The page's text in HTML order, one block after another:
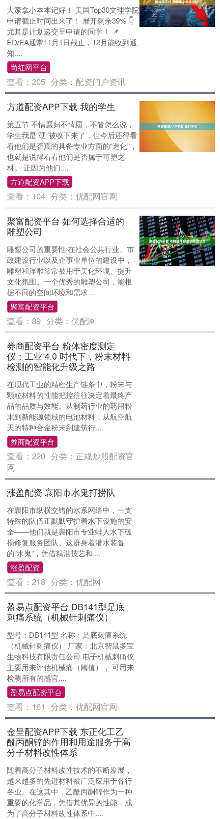
大家拿小本本记好！ 美国Top30文理学院
申请截止时间出来了！ 展开剩余39% 👇
尤其是计划递交早申请的同学！ 📌
ED/EA通常11月1日截止，12月能收到通
知....
尚红网平台
查看：205 分类： 配资门户资讯
方道配资APP下载 我的学生
第五节 不情愿归不情愿，不管怎么说，
学生我是”硬”被收下来了，但今后还得看
看他们是否真的具备专业方面的“造化”，
也就是说得看看他们是否属于可塑之
材。 正因为他们....
方道配资APP下载
查看： 104 分类：优配网官网
聚富配资平台 如何选择合适的
雕塑公司
雕塑公司的重要性 在社会公共行业、市
政建设行业以及企事业单位的建设中，
雕塑和浮雕常常被用于美化环境、提升
文化氛围。一个优秀的雕塑公司，能根
据不同的空间环境和需求....
聚富配资平台
查看：89 分类：优配网
券商配资平台 粉体密度测定
仪：工业 4.0 时代下，粉末材料
检测的智能化升级之路
在现代工业的精密生产链条中，粉末与
颗粒材料的性能把控往往决定着最终产
品的品质与效能。从制药行业的药用粉
末到新能源领域的电池材料，从航空航
天的特种合金粉末到建筑行....
券商配资平台
查看：220 分类： 正规炒股配资官
网
涨盈配资 襄阳市水鬼打捞队
在襄阳市纵横交错的水系网络中，一支
特殊的队伍正默默守护着水下设施的安
全——他们就是襄阳市专业蛙人水下破
损修复服务团队。这群身着潜水装备
的"水鬼"，凭借精湛技艺和....
涨盈配资
查看：218 分类：优配网
盈易点配资平台 DB141型足底
刺痛系统（机械针刺痛仪）
型号：DB141型 名称：足底刺痛系统
（机械针刺痛仪） 厂家：北京智鼠多宝
生物科技有限责任公司 电子机械刺痛仪
主要用来评估机械痛（阈值）， 可用来
检测所有的感官....
盈易点配资平台
查看： 161 分类：优配网官网
金呈配资APP下载 东正化工乙
酰丙酮锌的作用和用途服务于高
分子材料改性体系
随着高分子材料改性技术的不断发展，
越来越多的先进材料被广泛应用于各行
各业。在这其中，乙酰丙酮锌作为一种
重要的化学品，凭借其优异的性能，成
为了高分子材料改性体系中....